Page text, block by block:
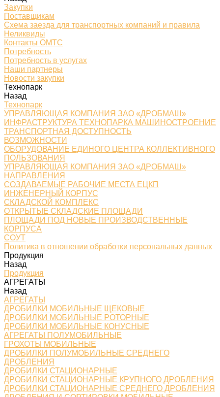
Закупки
Поставщикам
Схема заезда для транспортных компаний и правила
Неликвиды
Контакты ОМТС
Потребность
Потребность в услугах
Наши партнеры
Новости закупки
Технопарк
Назад
Технопарк
УПРАВЛЯЮЩАЯ КОМПАНИЯ ЗАО «ДРОБМАШ»
ИНФРАСТРУКТУРА ТЕХНОПАРКА МАШИНОСТРОЕНИЕ
ТРАНСПОРТНАЯ ДОСТУПНОСТЬ
ВОЗМОЖНОСТИ
ОБОРУДОВАНИЕ ЕДИНОГО ЦЕНТРА КОЛЛЕКТИВНОГО
ПОЛЬЗОВАНИЯ
УПРАВЛЯЮЩАЯ КОМПАНИЯ ЗАО «ДРОБМАШ»
НАПРАВЛЕНИЯ
СОЗДАВАЕМЫЕ РАБОЧИЕ МЕСТА ЕЦКП
ИНЖЕНЕРНЫЙ КОРПУС
СКЛАДСКОЙ КОМПЛЕКС
ОТКРЫТЫЕ СКЛАДСКИЕ ПЛОЩАДИ
ПЛОЩАДИ ПОД НОВЫЕ ПРОИЗВОДСТВЕННЫЕ
КОРПУСА
СОУТ
Политика в отношении обработки персональных данных
Продукция
Назад
Продукция
АГРЕГАТЫ
Назад
АГРЕГАТЫ
ДРОБИЛКИ МОБИЛЬНЫЕ ЩЕКОВЫЕ
ДРОБИЛКИ МОБИЛЬНЫЕ РОТОРНЫЕ
ДРОБИЛКИ МОБИЛЬНЫЕ КОНУСНЫЕ
АГРЕГАТЫ ПОЛУМОБИЛЬНЫЕ
ГРОХОТЫ МОБИЛЬНЫЕ
ДРОБИЛКИ ПОЛУМОБИЛЬНЫЕ СРЕДНЕГО
ДРОБЛЕНИЯ
ДРОБИЛКИ СТАЦИОНАРНЫЕ
ДРОБИЛКИ СТАЦИОНАРНЫЕ КРУПНОГО ДРОБЛЕНИЯ
ДРОБИЛКИ СТАЦИОНАРНЫЕ СРЕДНЕГО ДРОБЛЕНИЯ